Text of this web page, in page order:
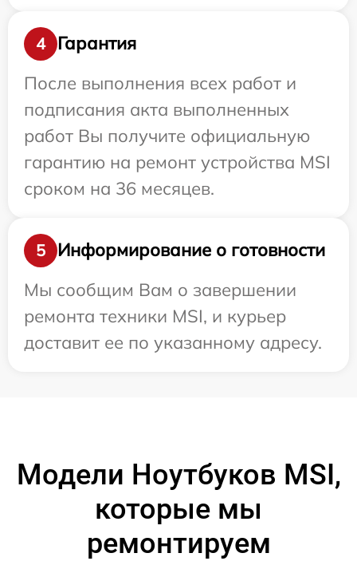
4
Гарантия
После выполнения всех работ и
подписания акта выполненных
работ Вы получите официальную
гарантию на ремонт устройства MSI
сроком на 36 месяцев.
5
Информирование о готовности
Мы сообщим Вам о завершении
ремонта техники MSI, и курьер
доставит ее по указанному адресу.
Модели Ноутбуков MSI,
которые мы
ремонтируем